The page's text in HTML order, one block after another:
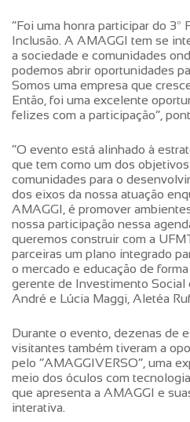
“Foi uma honra participar do
Inclusão. A AMAGGI tem se
a sociedade e comunidades
podemos abrir oportunidades
Somos uma empresa que
Então, foi uma excelente
felizes com a participação”,
“O evento está alinhado à
que tem como um dos
comunidades para o
dos eixos da nossa atuação
AMAGGI, é promover
nossa participação nessa
queremos construir com a
parceiras um plano integrado
o mercado e educação de
gerente de Investimento Social
André e Lúcia Maggi, Aletéa
Durante o evento, dezenas de
visitantes também tiveram a
pelo “AMAGGIVERSO”, uma
meio dos óculos com
que apresenta a AMAGGI e
interativa.